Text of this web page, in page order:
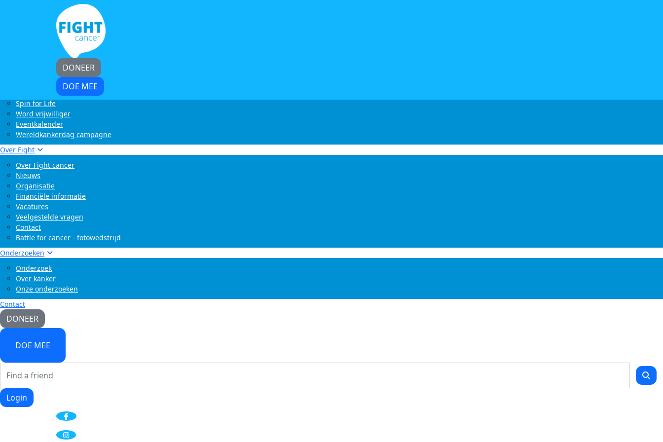
Start zelf een actie
Light at Night Walk
Rollercoaster Run
Swim to Fight Cancer
Buffelrun X Fight cancer
Tocht om de Noord
Spin for Life
Word vrijwilliger
Eventkalender
Wereldkankerdag campagne
Over Fight
Over Fight cancer
Nieuws
Organisatie
Financiële informatie
Vacatures
Veelgestelde vragen
Contact
Battle for cancer - fotowedstrijd
Onderzoeken
Onderzoek
Over kanker
Onze onderzoeken
Contact
DONEER
DOE MEE
Login
DONEER
DOE MEE